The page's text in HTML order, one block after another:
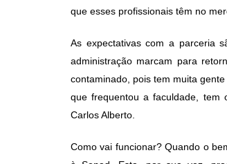
que esses profissionais têm no
As expectativas com a parceria
administração marcam para
contaminado, pois tem muita
que frequentou a faculdade, tem
Carlos Alberto.
Como vai funcionar? Quando o